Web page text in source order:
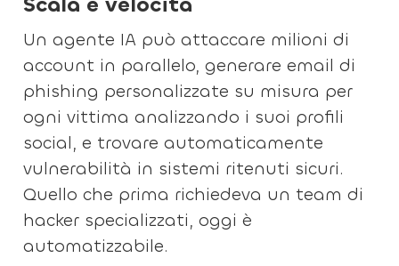
Un agente IA può attaccare milioni di
account in parallelo, generare email di
phishing personalizzate su misura per
ogni vittima analizzando i suoi profili
social, e trovare automaticamente
vulnerabilità in sistemi ritenuti sicuri.
Quello che prima richiedeva un team di
hacker specializzati, oggi è
automatizzabile.